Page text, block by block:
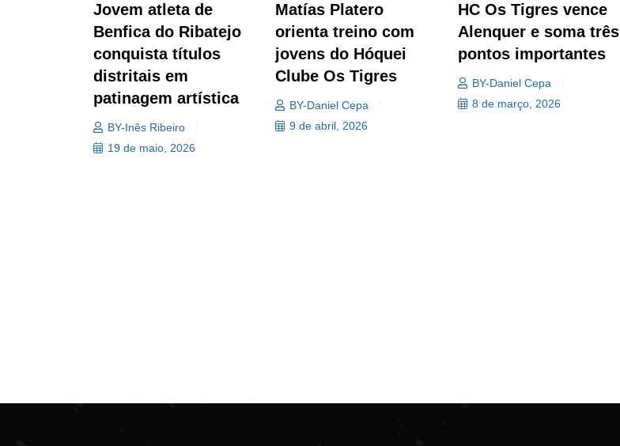
Jovem atleta de
Benfica do Ribatejo
conquista títulos
distritais em
patinagem artística
BY-Inês Ribeiro
19 de maio, 2026
Matías Platero
orienta treino com
jovens do Hóquei
Clube Os Tigres
BY-Daniel Cepa
9 de abril, 2026
HC Os Tigres vence
Alenquer e soma três
pontos importantes
BY-Daniel Cepa
8 de março, 2026